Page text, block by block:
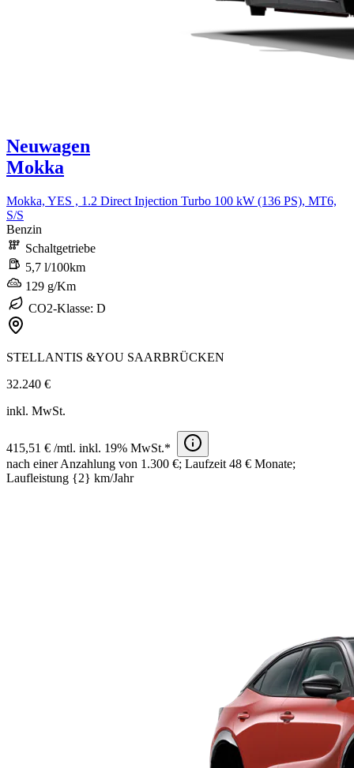
Neuwagen
Mokka
Mokka, YES , 1.2 Direct Injection Turbo 100 kW (136 PS), MT6,
S/S
Benzin
Schaltgetriebe
5,7 l/100km
129 g/Km
CO2-Klasse: D
STELLANTIS &YOU SAARBRÜCKEN
32.240 €
inkl. MwSt.
415,51 € /mtl. inkl. 19% MwSt.*
nach einer Anzahlung von 1.300 €; Laufzeit 48 € Monate;
Laufleistung {2} km/Jahr​